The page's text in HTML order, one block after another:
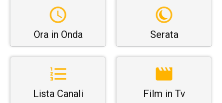
Ora in Onda Serata
Lista Canali Film in Tv